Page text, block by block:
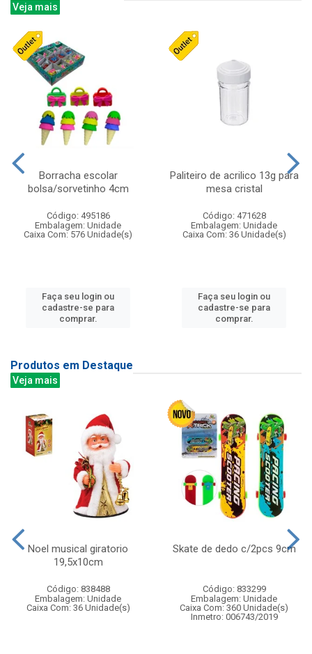
Veja mais
Borracha escolar
bolsa/sorvetinho 4cm
Código: 495186
Embalagem: Unidade
Caixa Com: 576 Unidade(s)
Faça seu login ou
cadastre-se para
comprar.
Paliteiro de acrilico 13g para
mesa cristal
Código: 471628
Embalagem: Unidade
Caixa Com: 36 Unidade(s)
Faça seu login ou
cadastre-se para
comprar.
Produtos em Destaque
Veja mais
Noel musical giratorio
19,5x10cm
Código: 838488
Embalagem: Unidade
Caixa Com: 36 Unidade(s)
Skate de dedo c/2pcs 9cm
Código: 833299
Embalagem: Unidade
Caixa Com: 360 Unidade(s)
Inmetro: 006743/2019